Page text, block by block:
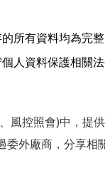
所有資料均為完
人資料保護相關法
風控照會)中，提
外廠商，分享